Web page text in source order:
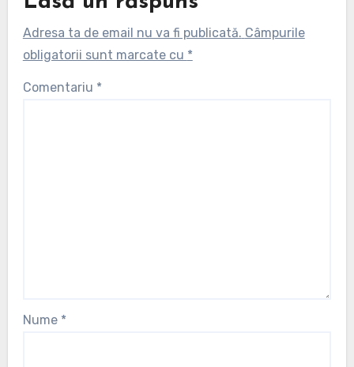
Adresa ta de email nu va fi publicată. Câmpurile
obligatorii sunt marcate cu *
Comentariu *
Nume *